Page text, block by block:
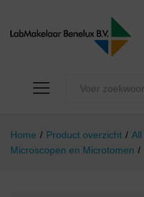
Home / Product overzicht / All
Microscopen en Microtomen /